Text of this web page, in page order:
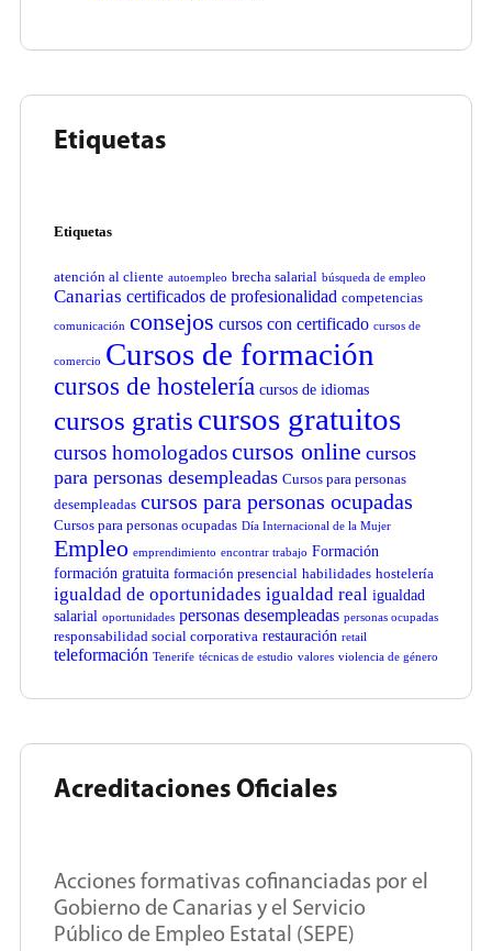
Etiquetas
Etiquetas
atención al cliente autoempleo brecha salarial búsqueda de empleo
Canarias certificados de profesionalidad competencias
comunicación consejos cursos con certificado cursos de
comercio Cursos de formación
cursos de hostelería cursos de idiomas
cursos gratis cursos gratuitos
cursos homologadoscursos online cursos
para personas desempleadas Cursos para personas
desempleadas cursos para personas ocupadas
Cursos para personas ocupadas Día Internacional de la Mujer
Empleo emprendimiento encontrar trabajo Formación
formación gratuita formación presencial habilidades hostelería
igualdad de oportunidades igualdad real igualdad
salarial oportunidades personas desempleadas personas ocupadas
responsabilidad social corporativa restauración retail
teleformación Tenerife técnicas de estudio valores violencia de género
Acreditaciones Oficiales
Acciones formativas cofinanciadas por el
Gobierno de Canarias y el Servicio
Público de Empleo Estatal (SEPE)